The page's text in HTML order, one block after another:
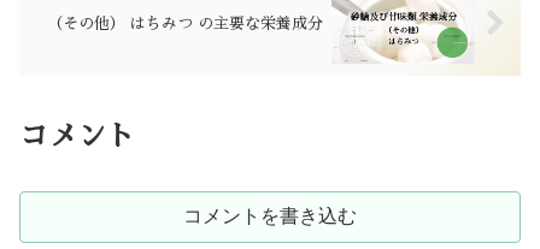
（その他） はちみつ の主要な栄養成分
コメント
コメントを書き込む